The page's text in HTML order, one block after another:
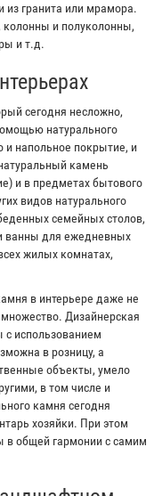
из гранита или мрамора.
и полуколонны,
и т.д.
сегодня несложно,
натурального
напольное покрытие, и
камень
и в предметах бытового
видов натурального
семейных столов,
ванны для ежедневных
жилых комнатах,
в интерьере даже не
Дизайнерская
использованием
в розницу, а
объекты, умело
в том числе и
камня сегодня
хозяйки. При этом
в общей гармонии с самим